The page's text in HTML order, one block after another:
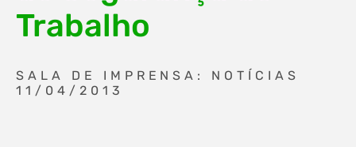
Trabalho
SALA DE IMPRENSA: NOTÍCIAS
11/04/2013